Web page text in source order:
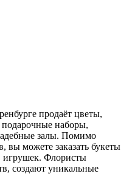
продаёт цветы,
наборы,
залы. Помимо
вы можете заказать букеты
игрушек. Флористы
создают уникальные